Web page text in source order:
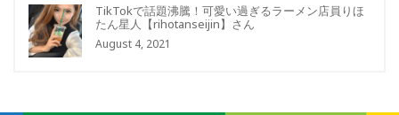
TikTokで話題沸騰！可愛い過ぎるラーメン店員りほ
たん星人【rihotanseijin】さん
August 4, 2021